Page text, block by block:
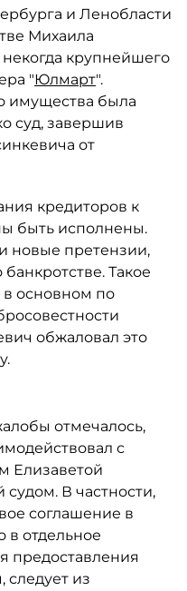
и Ленобласти
Михаила
крупнейшего
"Юлмарт".
имущества была
суд, завершив
от
кредиторов к
быть исполнены.
новые претензии,
Такое
основном по
обжаловал это
отмечалось,
с
Елизаветой
В частности,
соглашение в
в отдельное
предоставления
следует из